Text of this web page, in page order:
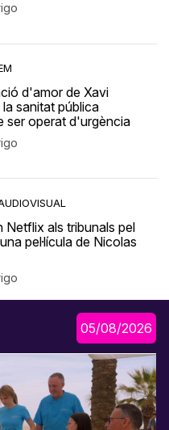
d'amor de Xavi
la sanitat pública
ser operat d'urgència
Netflix als tribunals pel
pel·lícula de Nicolas
05/08/2026